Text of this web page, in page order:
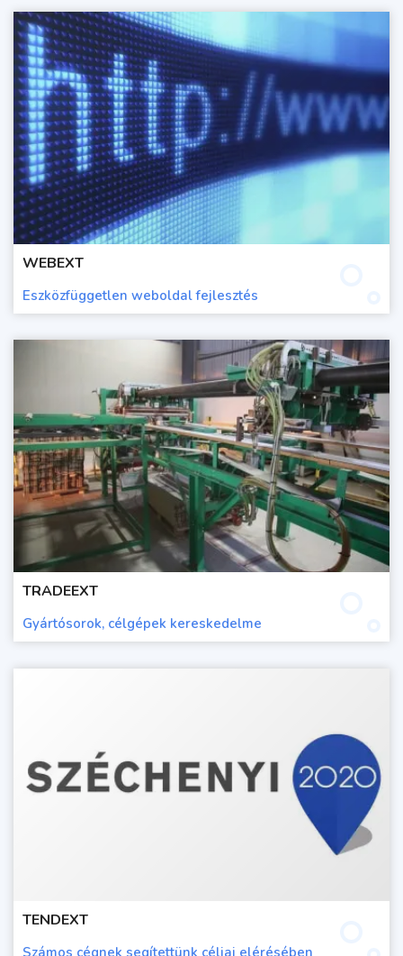
WEBEXT
Eszközfüggetlen weboldal fejlesztés
TRADEEXT
Gyártósorok, célgépek kereskedelme
TENDEXT
Számos cégnek segítettünk céljai elérésében